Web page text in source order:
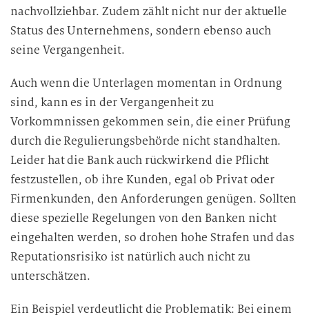
nachvollziehbar. Zudem zählt nicht nur der aktuelle
Status des Unternehmens, sondern ebenso auch
seine Vergangenheit.
Auch wenn die Unterlagen momentan in Ordnung
sind, kann es in der Vergangenheit zu
Vorkommnissen gekommen sein, die einer Prüfung
durch die Regulierungsbehörde nicht standhalten.
Leider hat die Bank auch rückwirkend die Pflicht
festzustellen, ob ihre Kunden, egal ob Privat oder
Firmenkunden, den Anforderungen genügen. Sollten
diese spezielle Regelungen von den Banken nicht
eingehalten werden, so drohen hohe Strafen und das
Reputationsrisiko ist natürlich auch nicht zu
unterschätzen.
Ein Beispiel verdeutlicht die Problematik: Bei einem